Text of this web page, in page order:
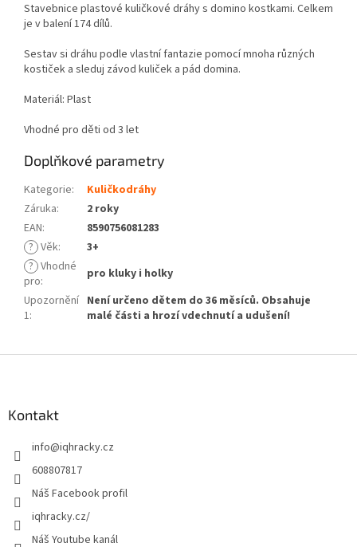
Stavebnice plastové kuličkové dráhy s domino kostkami. Celkem
je v balení 174 dílů.
Sestav si dráhu podle vlastní fantazie pomocí mnoha různých
kostiček a sleduj závod kuliček a pád domina.
Materiál: Plast
Vhodné pro děti od 3 let
Doplňkové parametry
Kategorie:
Kuličkodráhy
Záruka:
2 roky
EAN:
8590756081283
? Věk:
3+
? Vhodné
pro:
pro kluky i holky
Upozornění
1:
Není určeno dětem do 36 měsíců. Obsahuje
malé části a hrozí vdechnutí a udušení!
Kontakt
info@iqhracky.cz
608807817
Náš Facebook profil
iqhracky.cz/
Náš Youtube kanál